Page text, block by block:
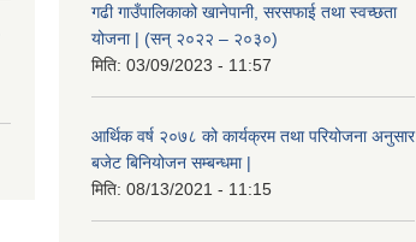
गढी गाउँपालिकाको खानेपानी, सरसफाई तथा स्वच्छता
योजना | (सन् २०२२ – २०३०)
मिति: 03/09/2023 - 11:57
आर्थिक वर्ष २०७८ को कार्यक्रम तथा परियोजना अनुसार
बजेट बिनियोजन सम्बन्धमा |
मिति: 08/13/2021 - 11:15